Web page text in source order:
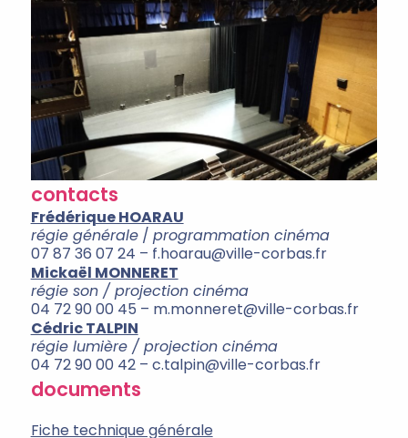
contacts
Frédérique HOARAU
régie générale/ programmation cinéma
07 87 36 07 24 – f.hoarau@ville-corbas.fr
Mickaël MONNERET
régie son / projection cinéma
04 72 90 00 45 – m.monneret@ville-corbas.fr
Cédric TALPIN
régie lumière / projection cinéma
04 72 90 00 42 – c.talpin@ville-corbas.fr
documents
Fiche technique générale